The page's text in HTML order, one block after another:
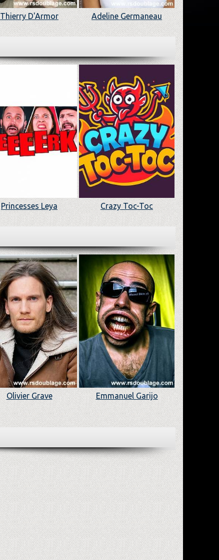
Thierry D'Armor Adeline Germaneau
Princesses Leya Crazy Toc-Toc
Olivier Grave Emmanuel Garijo